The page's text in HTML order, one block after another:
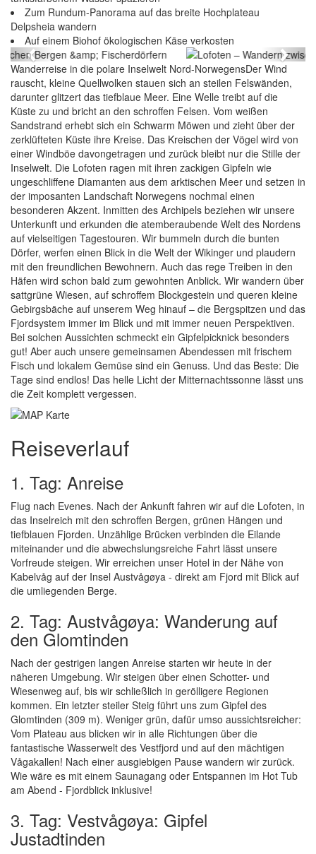
Zum Rundum-Panorama auf das breite Hochplateau
Delpsheia wandern
Auf einem Biohof ökologischen Käse verkosten
Lofoten – Wandern zwischen Bergen &
Previous Next
Wanderreise in die polare Inselwelt Nord-NorwegensDer Wind
rauscht, kleine Quellwolken stauen sich an steilen Felswänden,
darunter glitzert das tiefblaue Meer. Eine Welle treibt auf die
Küste zu und bricht an den schroffen Felsen. Vom weißen
Sandstrand erhebt sich ein Schwarm Möwen und zieht über der
zerklüfteten Küste ihre Kreise. Das Kreischen der Vögel wird von
einer Windböe davongetragen und zurück bleibt nur die Stille der
Inselwelt. Die Lofoten ragen mit ihren zackigen Gipfeln wie
ungeschliffene Diamanten aus dem arktischen Meer und setzen in
der imposanten Landschaft Norwegens nochmal einen
besonderen Akzent. Inmitten des Archipels beziehen wir unsere
Unterkunft und erkunden die atemberaubende Welt des Nordens
auf vielseitigen Tagestouren. Wir bummeln durch die bunten
Dörfer, werfen einen Blick in die Welt der Wikinger und plaudern
mit den freundlichen Bewohnern. Auch das rege Treiben in den
Häfen wird schon bald zum gewohnten Anblick. Wir wandern über
sattgrüne Wiesen, auf schroffem Blockgestein und queren kleine
Gebirgsbäche auf unserem Weg hinauf – die Bergspitzen und das
Fjordsystem immer im Blick und mit immer neuen Perspektiven.
Bei solchen Aussichten schmeckt ein Gipfelpicknick besonders
gut! Aber auch unsere gemeinsamen Abendessen mit frischem
Fisch und lokalem Gemüse sind ein Genuss. Und das Beste: Die
Tage sind endlos! Das helle Licht der Mitternachtssonne lässt uns
die Zeit komplett vergessen.
Reiseverlauf
1. Tag: Anreise
Flug nach Evenes. Nach der Ankunft fahren wir auf die Lofoten, in
das Inselreich mit den schroffen Bergen, grünen Hängen und
tiefblauen Fjorden. Unzählige Brücken verbinden die Eilande
miteinander und die abwechslungsreiche Fahrt lässt unsere
Vorfreude steigen. Wir erreichen unser Hotel in der Nähe von
Kabelvåg auf der Insel Austvågøya - direkt am Fjord mit Blick auf
die umliegenden Berge.
2. Tag: Austvågøya: Wanderung auf
den Glomtinden
Nach der gestrigen langen Anreise starten wir heute in der
näheren Umgebung. Wir steigen über einen Schotter- und
Wiesenweg auf, bis wir schließlich in gerölligere Regionen
kommen. Ein letzter steiler Steig führt uns zum Gipfel des
Glomtinden (309 m). Weniger grün, dafür umso aussichtsreicher:
Vom Plateau aus blicken wir in alle Richtungen über die
fantastische Wasserwelt des Vestfjord und auf den mächtigen
Vågakallen! Nach einer ausgiebigen Pause wandern wir zurück.
Wie wäre es mit einem Saunagang oder Entspannen im Hot Tub
am Abend - Fjordblick inklusive!
3. Tag: Vestvågøya: Gipfel
Justadtinden